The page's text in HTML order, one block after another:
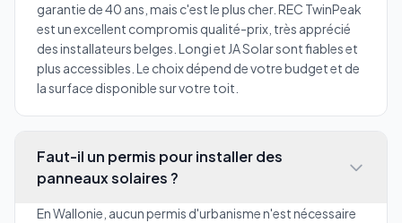
garantie de 40 ans, mais c'est le plus cher. REC TwinPeak
est un excellent compromis qualité-prix, très apprécié
des installateurs belges. Longi et JA Solar sont fiables et
plus accessibles. Le choix dépend de votre budget et de
la surface disponible sur votre toit.
Faut-il un permis pour installer des
panneaux solaires ?
En Wallonie, aucun permis d'urbanisme n'est nécessaire